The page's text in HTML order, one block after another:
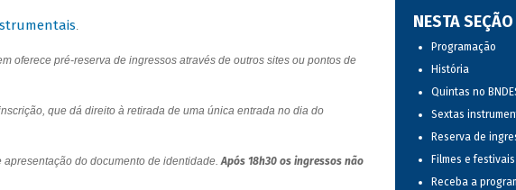
.
oferece pré-reserva de ingressos através de outros sites ou pontos de
que dá direito à retirada de uma única entrada no dia do
apresentação do documento de identidade.Após 18h30 os ingressos não
NESTA SEÇÃO
Programação
História
Quintas no
Sextas
Reserva de
Filmes e
Receba a